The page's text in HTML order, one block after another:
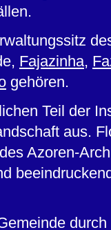
Fajazinha,
gehören.
Teil der
aus.
Azoren-